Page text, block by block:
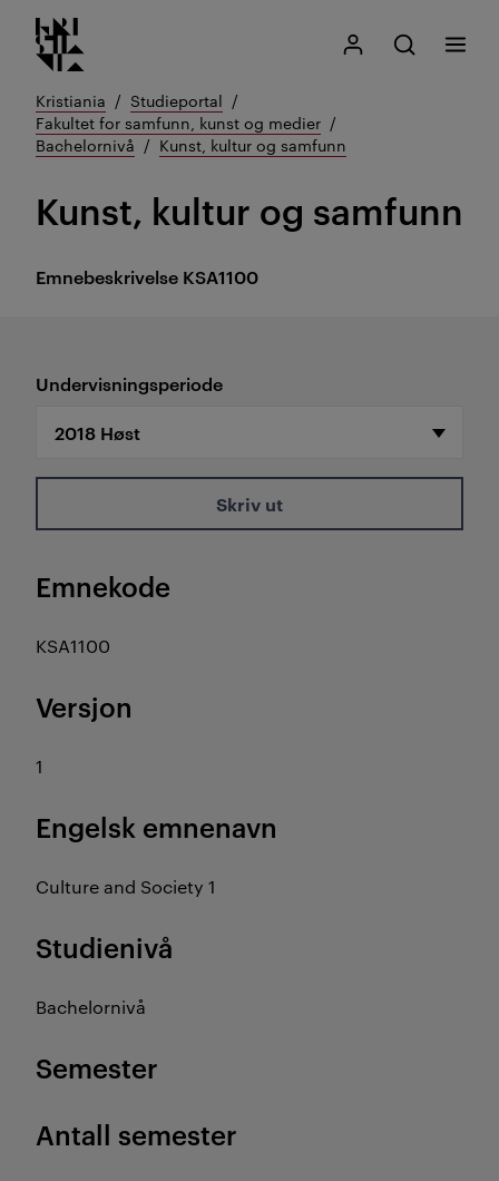
Gå
til
innhold
Kristiania logo
Mitt Kristiania
Åpne søk
Søk
Meny
Kristiania
Studieportal
Fakultet for samfunn, kunst og medier
Bachelornivå
Kunst, kultur og samfunn
Emnebeskrivelse KSA1100
Kunst, kultur og samfunn
Undervisningsperiode
Skriv ut
Emnekode
KSA1100
Versjon
1
Engelsk emnenavn
Culture and Society 1
Studienivå
Bachelornivå
Semester
Antall semester